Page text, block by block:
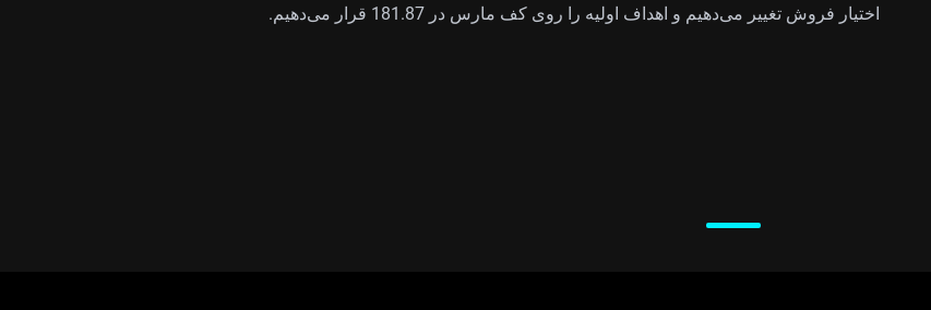
اختیار فروش تغییر می‌دهیم و اهداف اولیه را روی کف مارس در 181.87 قرار می‌دهیم.